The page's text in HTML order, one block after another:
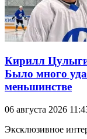
Кирилл
Было много
меньшинстве
06 августа 2026
Эксклюзивное